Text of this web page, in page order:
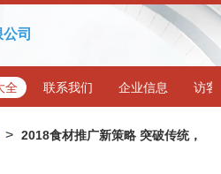
司
全 联系我们 企业信息 访客
> 2018食材推广新策略 突破传统，